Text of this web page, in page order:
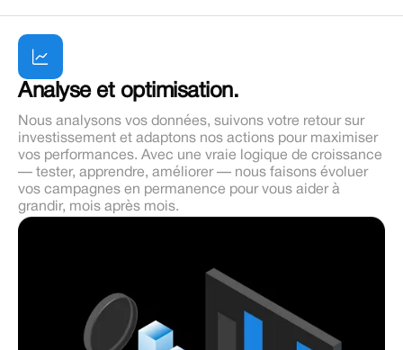
Analyse et optimisation.
Nous analysons vos données, suivons votre retour sur
investissement et adaptons nos actions pour maximiser
vos performances. Avec une vraie logique de croissance
— tester, apprendre, améliorer — nous faisons évoluer
vos campagnes en permanence pour vous aider à
grandir, mois après mois.